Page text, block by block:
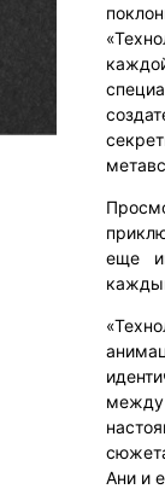
еще
Ани и